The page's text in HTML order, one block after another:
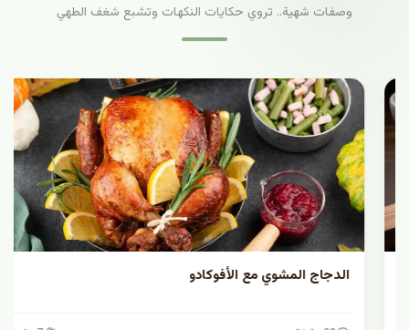
وصفات شهية.. تروي حكايات النكهات وتشبع شغف الطهي
الدجاج المشوي مع الأفوكادو